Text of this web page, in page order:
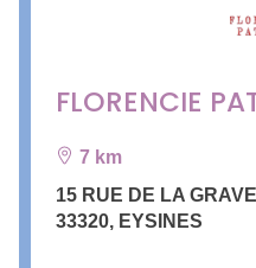
FLORENCIE
7 km
15 RUE DE LA
33320, EYSINES